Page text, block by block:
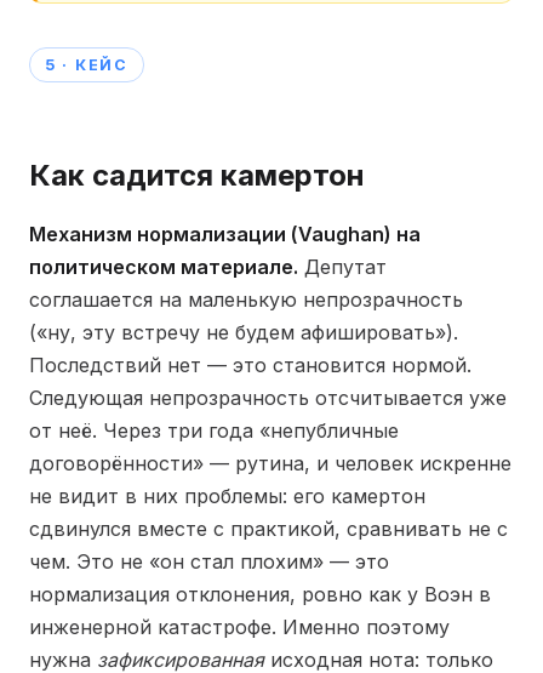
5 · КЕЙС
Как садится камертон
Механизм нормализации (Vaughan) на
политическом материале. Депутат
соглашается на маленькую непрозрачность
(«ну, эту встречу не будем афишировать»).
Последствий нет — это становится нормой.
Следующая непрозрачность отсчитывается уже
от неё. Через три года «непубличные
договорённости» — рутина, и человек искренне
не видит в них проблемы: его камертон
сдвинулся вместе с практикой, сравнивать не с
чем. Это не «он стал плохим» — это
нормализация отклонения, ровно как у Воэн в
инженерной катастрофе. Именно поэтому
нужна зафиксированнаяисходная нота: только